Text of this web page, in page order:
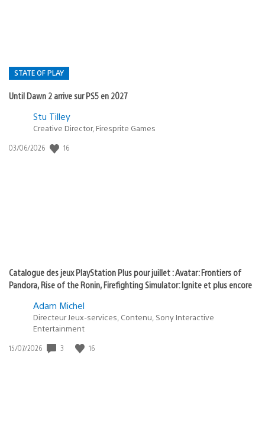
STATE OF PLAY
Until Dawn 2 arrive sur PS5 en 2027
Postée
:
Stu Tilley
Creative Director, Firesprite Games
Date
03/06/2026 16
Catalogue des jeux PlayStation Plus pour juillet : Avatar: Frontiers of
Pandora, Rise of the Ronin, Firefighting Simulator: Ignite et plus encore
Adam Michel
Directeur Jeux-services, Contenu, Sony Interactive
Entertainment
Date
15/07/2026 3 16